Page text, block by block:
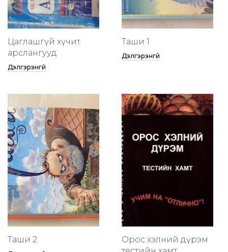
Цаглашгүй хүчит
арслангууд
Дэлгэрэнгүй
Таши 1
Дэлгэрэнгүй
Таши 2
Орос хэлний дүрэм